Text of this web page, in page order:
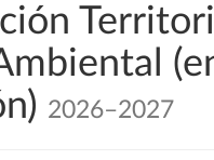
2026–2027